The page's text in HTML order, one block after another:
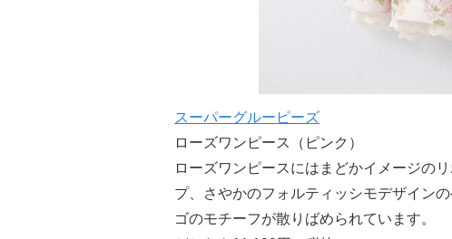
スーパーグルーピーズ
ローズワンピース（ピンク）
ローズワンピースにはまどかイメージの
プ、さやかのフォルティッシモデザイン
ゴのモチーフが散りばめられています。